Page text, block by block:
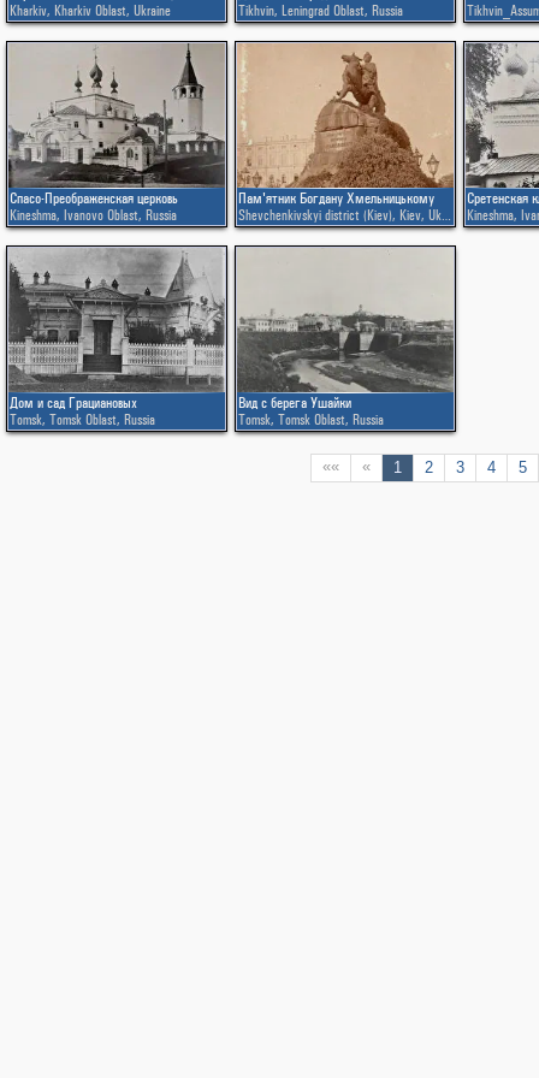
Kharkiv, Kharkiv Oblast, Ukraine Tikhvin, Leningrad Oblast, Russia
Спасо-Преображенская церковь
Kineshma, Ivanovo Oblast, Russia
Пам'ятник Богдану Хмельницькому
Shevchenkivskyi district (Kiev), Kiev, Ukraine
Сретенская
Kineshma,
Дом и сад Грациановых
Tomsk, Tomsk Oblast, Russia
Вид с берега Ушайки
Tomsk, Tomsk Oblast, Russia
«« « 1 2 3 4 5